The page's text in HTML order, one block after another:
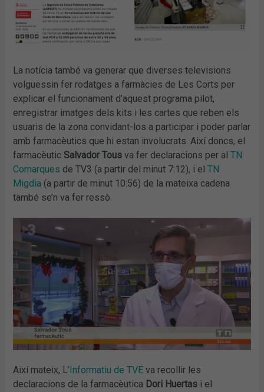
La notícia també va generar que diverses televisions
volguessin fer rodatges a farmàcies de Les Corts per
explicar el funcionament d’aquest programa pilot,
enregistrar imatges dels kits i les cartes que reben els
usuaris de la zona convidant-los a participar i poder parlar
amb farmacèutics que hi estan involucrats. Així doncs, el
farmacèutic Salvador Tous va fer declaracions per alTN
Comarques de TV3 (a partir del minut 7:12), i elTN
Migdia (a partir de minut 10:56) de la mateixa cadena
també se’n va fer ressò.
Així mateix, L’Informatiu de TVE va recollir les
declaracions de la farmacèutica Dori Huertas i el